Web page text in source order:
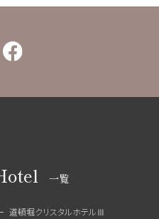
一覧
道頓堀クリスタルホテルⅢ